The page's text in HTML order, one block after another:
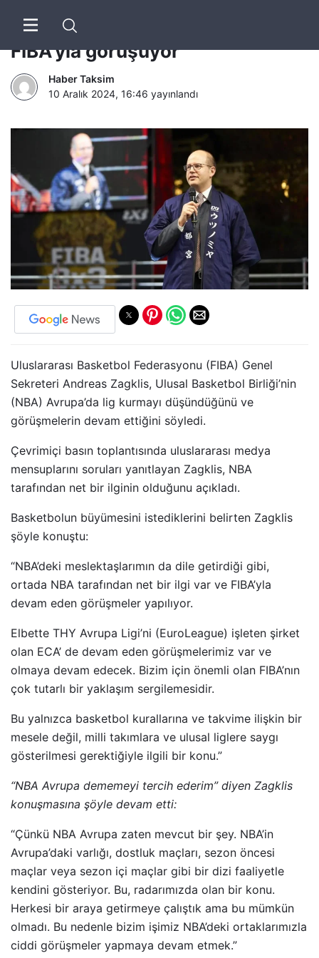
NBA, Avrupa’da lig kurmak için
FIBA’yla görüşüyor
Haber Taksim
10 Aralık 2024, 16:46 yayınlandı
Uluslararası Basketbol Federasyonu (FIBA) Genel
Sekreteri Andreas Zagklis, Ulusal Basketbol Birliği’nin
(NBA) Avrupa’da lig kurmayı düşündüğünü ve
görüşmelerin devam ettiğini söyledi.
Çevrimiçi basın toplantısında uluslararası medya
mensuplarını soruları yanıtlayan Zagklis, NBA
tarafından net bir ilginin olduğunu açıkladı.
Basketbolun büyümesini istediklerini belirten Zagklis
şöyle konuştu:
“NBA’deki meslektaşlarımın da dile getirdiği gibi,
ortada NBA tarafından net bir ilgi var ve FIBA’yla
devam eden görüşmeler yapılıyor.
Elbette THY Avrupa Ligi’ni (EuroLeague) işleten şirket
olan ECA’ de devam eden görüşmelerimiz var ve
olmaya devam edecek. Bizim için önemli olan FIBA’nın
çok tutarlı bir yaklaşım sergilemesidir.
Bu yalnızca basketbol kurallarına ve takvime ilişkin bir
mesele değil, milli takımlara ve ulusal liglere saygı
gösterilmesi gerektiğiyle ilgili bir konu.”
“NBA Avrupa dememeyi tercih ederim” diyen Zagklis
konuşmasına şöyle devam etti:
“Çünkü NBA Avrupa zaten mevcut bir şey. NBA’in
Avrupa’daki varlığı, dostluk maçları, sezon öncesi
maçlar veya sezon içi maçlar gibi bir dizi faaliyetle
kendini gösteriyor. Bu, radarımızda olan bir konu.
Herkesi bir araya getirmeye çalıştık ama bu mümkün
olmadı. Bu nedenle bizim işimiz NBA’deki ortaklarımızla
ciddi görüşmeler yapmaya devam etmek.”